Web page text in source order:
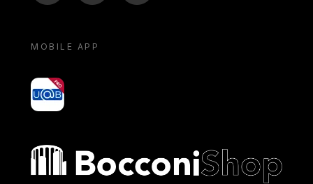
MOBILE APP
yoU@B
Bocconi shop